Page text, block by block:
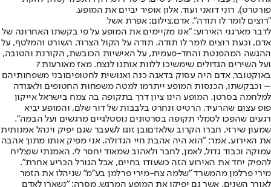
פורטרט), רוני דואני ועוד. אלון אופיר יביים את המופע.
"רוצים לומר לו תודה". אדם,צילום: אפרת אשל
לדבר מארגני האירוע: "אנו מקיימים את המופע על פי בקשתו האחרונה של
אדם, וכעת רוצים לומר לו תודה. תודה על הקול הצרוד, השורט והמלטף, על
ההגשה המהפנטת והחד-פעמית, על האישיות הכובשת, הקורנת והטובה,
ועל השירים הגדולים שימשיכו ללוות אותנו לנצח. מאז מאורעות 7
באוקטובר, אדם היה עסוק בדאגה כנה ואנושית לחטופיםובני משפחותיהם
– וכבקשתו, הכנסות המופע ייתרמו למטה משפחות החטופים ולאגודה
למלחמה בסרטן. המופע הינו ציון דרך בתקופה בה צמח בישראל אייקון
פופ עצום שהרעיד, הרטיט ונחרט בלבבות של דור שלם, והמופע יביא
רגעים שהפכו לסמלי תקופה בסרטונים נוסטלגיים מרגשים ועל הבמה".
שמעון שירזי, חברו הקרוב שלאדםובן זוגו לשעבר שגם יפיק וינהל אמנותית
את האירוע, אמר: "הוא היה אהבת חיי הגדולה. אני מפיק אותו מתוך אהבה
עמוקה וכבוד גדול, לאמן, לחבר ולאהוב שמאוד יחסר לי. האמנתי שנצליח
להפיק יחד את האירוע הזה כשעודו בחיים, אבל הגורל הכריע אחרת".
מירי פרלמן מהמשרד "שלמה צח-מירי פרלמן בע"מ" שניהלו את הזמר
לאורך השנים, אשר גם יפיקו את המופע המרגש, מסרה: "נשארו לאדם